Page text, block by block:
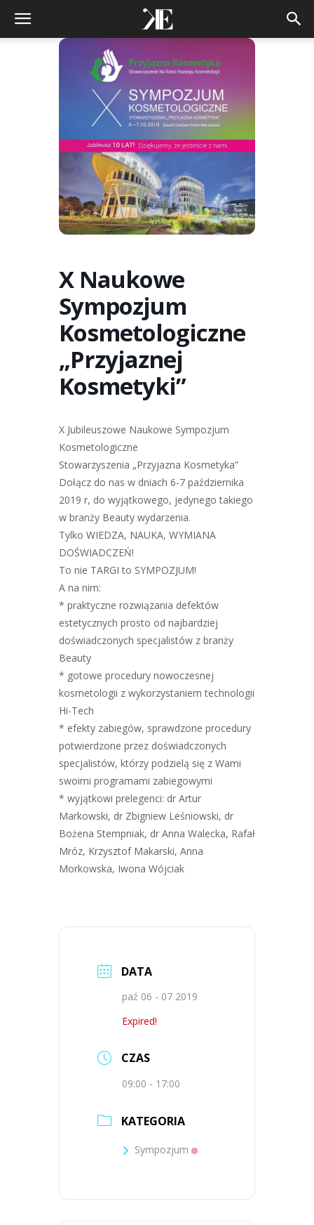
X Naukowe
Sympozjum
Kosmetologiczne
„Przyjaznej
Kosmetyki”
X Jubileuszowe Naukowe Sympozjum
Kosmetologiczne
Stowarzyszenia „Przyjazna Kosmetyka”
Dołącz do nas w dniach 6-7 października
2019 r, do wyjątkowego, jedynego takiego
w branży Beauty wydarzenia.
Tylko WIEDZA, NAUKA, WYMIANA
DOŚWIADCZEŃ!
To nie TARGI to SYMPOZJUM!
A na nim:
* praktyczne rozwiązania defektów
estetycznych prosto od najbardziej
doświadczonych specjalistów z branży
Beauty
* gotowe procedury nowoczesnej
kosmetologii z wykorzystaniem technologii
Hi-Tech
* efekty zabiegów, sprawdzone procedury
potwierdzone przez doświadczonych
specjalistów, którzy podzielą się z Wami
swoimi programami zabiegowymi
* wyjątkowi prelegenci: dr Artur
Markowski, dr Zbigniew Leśniowski, dr
Bożena Stempniak, dr Anna Walecka, Rafał
Mróz, Krzysztof Makarski, Anna
Morkowska, Iwona Wójciak
DATA
paź 06 - 07 2019
Expired!
CZAS
09:00 - 17:00
KATEGORIA
Sympozjum